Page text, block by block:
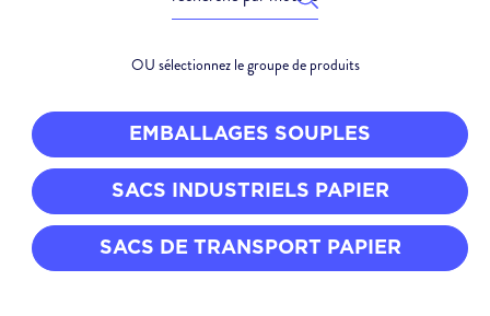
OU sélectionnez le groupe de produits
EMBALLAGES SOUPLES
SACS INDUSTRIELS PAPIER
SACS DE TRANSPORT PAPIER